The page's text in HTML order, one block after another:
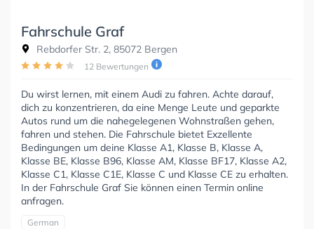
Fahrschule Graf
Rebdorfer Str. 2, 85072 Bergen
12 Bewertungen
Du wirst lernen, mit einem Audi zu fahren. Achte darauf,
dich zu konzentrieren, da eine Menge Leute und geparkte
Autos rund um die nahegelegenen Wohnstraßen gehen,
fahren und stehen. Die Fahrschule bietet Exzellente
Bedingungen um deine Klasse A1, Klasse B, Klasse A,
Klasse BE, Klasse B96, Klasse AM, Klasse BF17, Klasse A2,
Klasse C1, Klasse C1E, Klasse C und Klasse CE zu erhalten.
In der Fahrschule Graf Sie können einen Termin online
anfragen.
German